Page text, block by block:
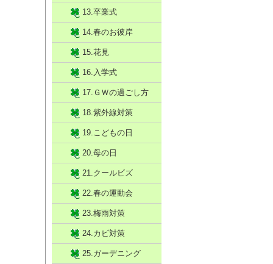
13.卒業式
14.春のお彼岸
15.花見
16.入学式
17.ＧＷの過ごし方
18.紫外線対策
19.こどもの日
20.母の日
21.クールビズ
22.春の運動会
23.梅雨対策
24.カビ対策
25.ガーデニング